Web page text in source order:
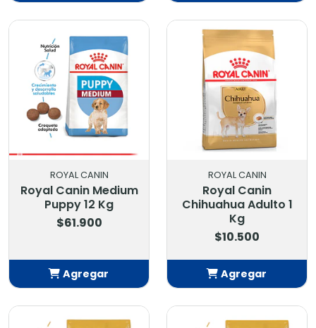
Añadido
Añadido
ROYAL CANIN
Royal Canin Medium
Puppy 12 Kg
$61.900
Agregar
ROYAL CANIN
Royal Canin
Chihuahua Adulto 1
Kg
$10.500
Agregar